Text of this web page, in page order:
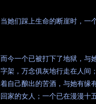
当她们踩上生命的断崖时，一
而今一个已被打下了地狱，与
字架，万念俱灰地行走在人间
着自己酿出的苦酒，与她有缘
回家的女人；一个已在漫漫十